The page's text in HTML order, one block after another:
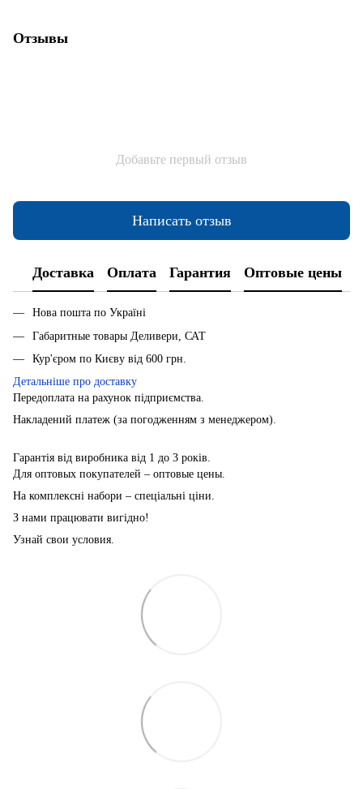
Отзывы
Добавьте первый отзыв
Написать отзыв
Доставка Оплата Гарантия Оптовые цены
Нова пошта по Україні
Габаритные товары Деливери, САТ
Кур'єром по Києву від 600 грн.
Детальніше про доставку
Передоплата на рахунок підприємства.
Накладений платеж (за погодженням з менеджером).
Гарантія від виробника від 1 до 3 років.
Для оптовых покупателей – оптовые цены.
На комплексні набори – спеціальні ціни.
З нами працювати вигідно!
Узнай свои условия.